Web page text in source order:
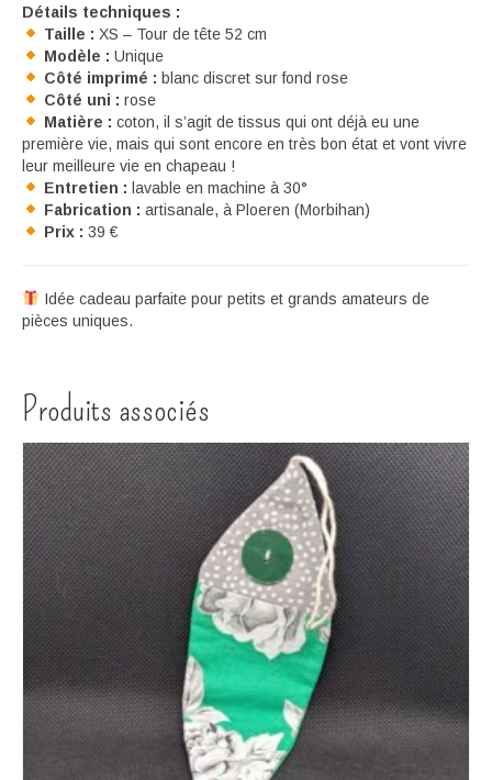
Détails techniques :
Taille : XS – Tour de tête 52 cm
Modèle : Unique
Côté imprimé : blanc discret sur fond rose
Côté uni : rose
Matière : coton, il s’agit de tissus qui ont déjà eu une
première vie, mais qui sont encore en très bon état et vont vivre
leur meilleure vie en chapeau !
Entretien : lavable en machine à 30°
Fabrication : artisanale, à Ploeren (Morbihan)
Prix : 39 €
Idée cadeau parfaite pour petits et grands amateurs de
pièces uniques.
Produits associés